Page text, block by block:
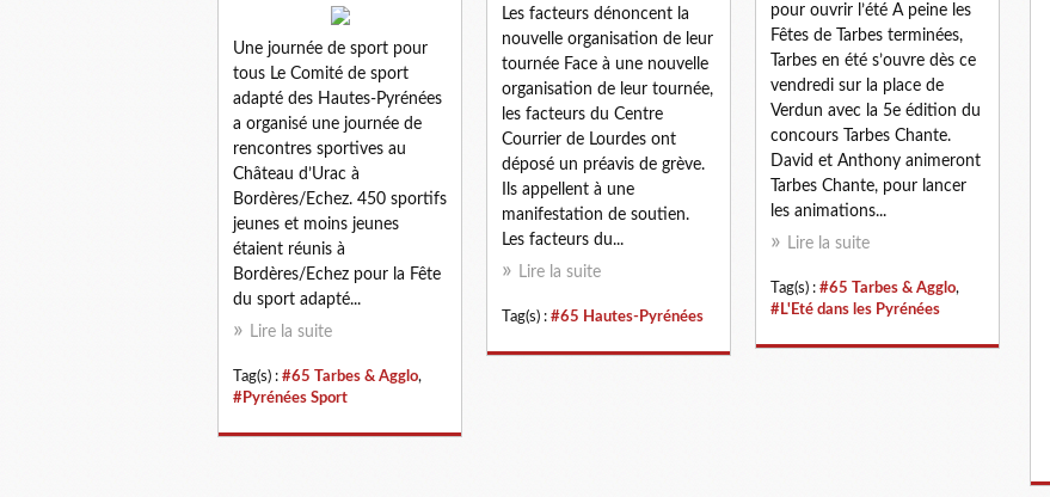
Les facteurs dénoncent la
nouvelle organisation de leur
tournée Face à une nouvelle
organisation de leur tournée,
les facteurs du Centre
Courrier de Lourdes ont
déposé un préavis de grève.
Ils appellent à une
manifestation de soutien.
Les facteurs du...
Lire la suite
Tag(s) : #65 Hautes-Pyrénées
pour ouvrir l’été A peine les
Fêtes de Tarbes terminées,
Tarbes en été s’ouvre dès ce
vendredi sur la place de
Verdun avec la 5e édition du
concours Tarbes Chante.
David et Anthony animeront
Tarbes Chante, pour lancer
les animations...
Lire la suite
Tag(s) : #65 Tarbes & Agglo,
#L'Eté dans les Pyrénées
Une journée de sport pour
tous Le Comité de sport
adapté des Hautes-Pyrénées
a organisé une journée de
rencontres sportives au
Château d’Urac à
Bordères/Echez. 450 sportifs
jeunes et moins jeunes
étaient réunis à
Bordères/Echez pour la Fête
du sport adapté...
Lire la suite
Tag(s) : #65 Tarbes & Agglo,
#Pyrénées Sport